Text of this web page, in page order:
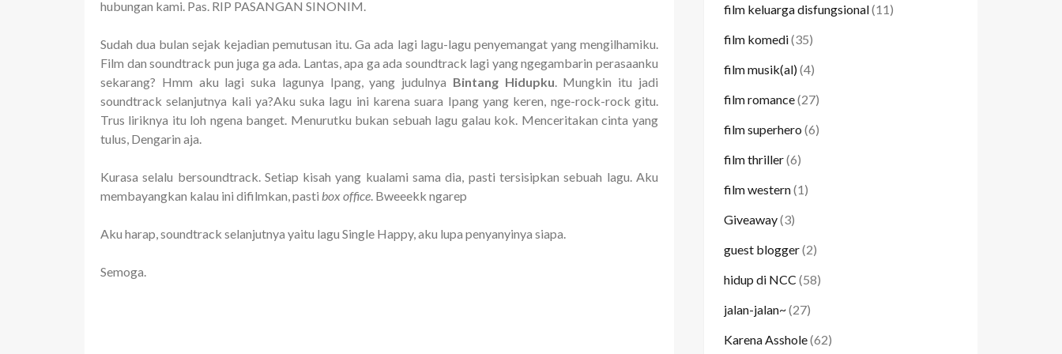
hubungan kami. Pas. RIP PASANGAN SINONIM.
Sudah dua bulan sejak kejadian pemutusan itu. Ga ada lagi lagu-lagu penyemangat yang mengilhamiku.
Film dan soundtrack pun juga ga ada. Lantas, apa ga ada soundtrack lagi yang ngegambarin perasaanku
sekarang? Hmm aku lagi suka lagunya Ipang, yang judulnya Bintang Hidupku. Mungkin itu jadi
soundtrack selanjutnya kali ya?Aku suka lagu ini karena suara Ipang yang keren, nge-rock-rock gitu.
Trus liriknya itu loh ngena banget. Menurutku bukan sebuah lagu galau kok. Menceritakan cinta yang
tulus, Dengarin aja.
Kurasa selalu bersoundtrack. Setiap kisah yang kualami sama dia, pasti tersisipkan sebuah lagu. Aku
membayangkan kalau ini difilmkan, pasti box office. Bweeekk ngarep
Aku harap, soundtrack selanjutnya yaitu lagu Single Happy, aku lupa penyanyinya siapa.
Semoga.
film keluarga disfungsional(11)
film komedi(35)
film musik(al)(4)
film romance(27)
film superhero (6)
film thriller(6)
film western(1)
Giveaway(3)
guest blogger(2)
hidup di NCC (58)
jalan-jalan~(27)
Karena Asshole(62)